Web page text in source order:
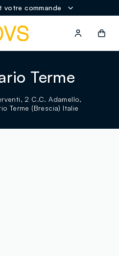
votre commande
Terme
2 C.C. Adamello,
Terme (Brescia) Italie